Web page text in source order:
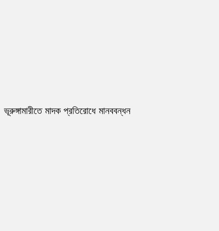
ভূরুঙ্গামারীতে মাদক প্রতিরোধে মানববন্ধন